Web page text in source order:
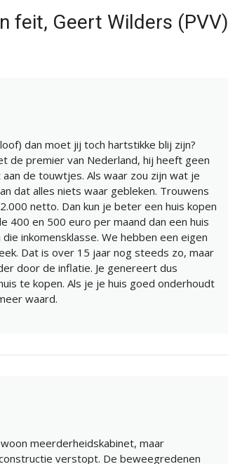
feit, Geert Wilders (PVV)
dan moet jij toch hartstikke blij zijn?
de premier van Nederland, hij heeft geen
de touwtjes. Als waar zou zijn wat je
dat alles niets waar gebleken. Trouwens
netto. Dan kun je beter een huis kopen
400 en 500 euro per maand dan een huis
inkomensklasse. We hebben een eigen
Dat is over 15 jaar nog steeds zo, maar
door de inflatie. Je genereert dus
te kopen. Als je je huis goed onderhoudt
waard.
meerderheidskabinet, maar
verstopt. De beweegredenen